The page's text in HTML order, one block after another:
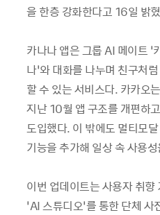
을 한층 강화한다고 16일 밝
카나나 앱은 그룹 AI 메이트 ‘
나’와 대화를 나누며 친구처
할 수 있는 서비스다. 카카오
지난 10월 앱 구조를 개편하
도입했다. 이 밖에도 멀티모
기능을 추가해 일상 속 사용
이번 업데이트는 사용자 취
‘AI 스튜디오’를 통한 단체